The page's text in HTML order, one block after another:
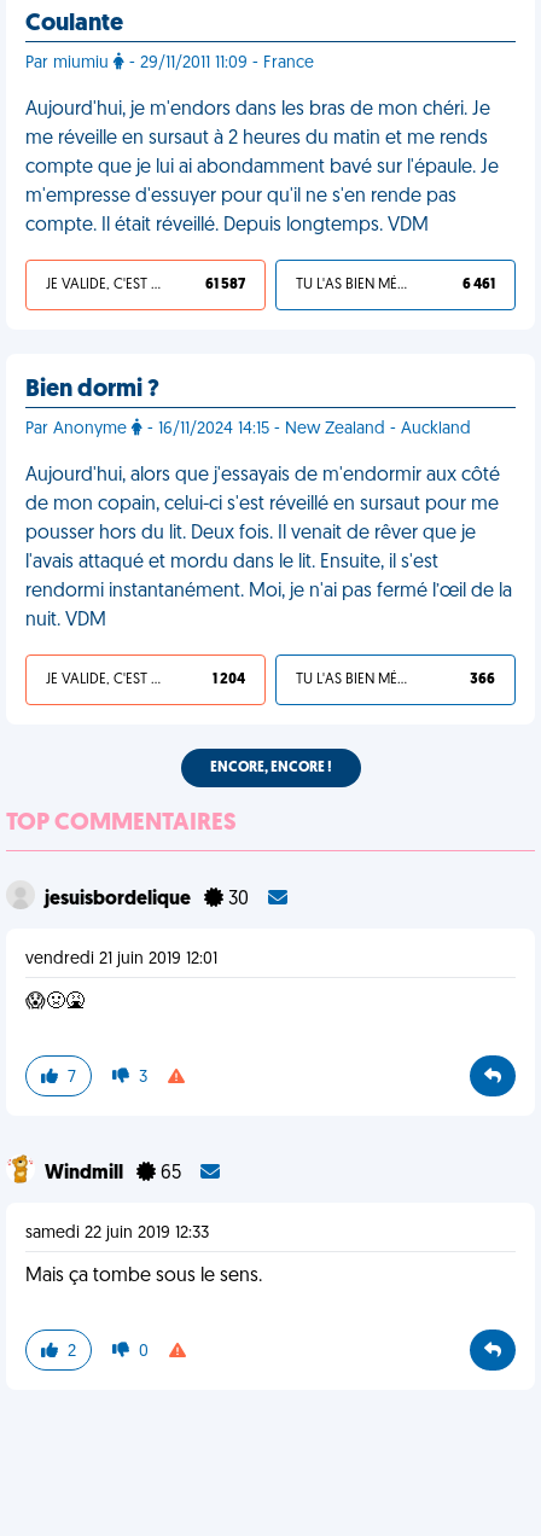
Coulante
Par miumiu - 29/11/2011 11:09 - France
Aujourd'hui, je m'endors dans les bras de mon chéri. Je
me réveille en sursaut à 2 heures du matin et me rends
compte que je lui ai abondamment bavé sur l'épaule. Je
m'empresse d'essuyer pour qu'il ne s'en rende pas
compte. Il était réveillé. Depuis longtemps. VDM
JE VALIDE, C'EST UNE VDM 61 587 TU L'AS BIEN MÉRITÉ 6 461
Bien dormi ?
Par Anonyme - 16/11/2024 14:15 - New Zealand - Auckland
Aujourd'hui, alors que j'essayais de m'endormir aux côté
de mon copain, celui-ci s'est réveillé en sursaut pour me
pousser hors du lit. Deux fois. Il venait de rêver que je
l'avais attaqué et mordu dans le lit. Ensuite, il s'est
rendormi instantanément. Moi, je n'ai pas fermé l’œil de la
nuit. VDM
JE VALIDE, C'EST UNE VDM 1 204 TU L'AS BIEN MÉRITÉ 366
ENCORE, ENCORE !
TOP COMMENTAIRES
jesuisbordelique 30
vendredi 21 juin 2019 12:01
😱🤢🤮
7 3
Windmill 65
samedi 22 juin 2019 12:33
Mais ça tombe sous le sens.
2 0